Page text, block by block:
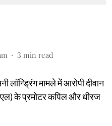
3 min read
लॉन्ड्रिंग मामले में आरोपी दीवान
के प्रमोटर कपिल और धीरज